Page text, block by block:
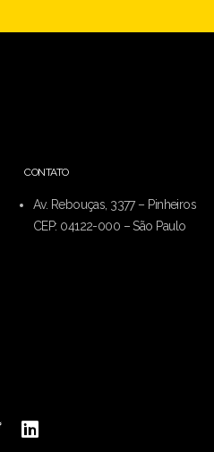
CONTATO
Av. Rebouças, 3377 – Pinheiros
CEP: 04122-000 – São Paulo